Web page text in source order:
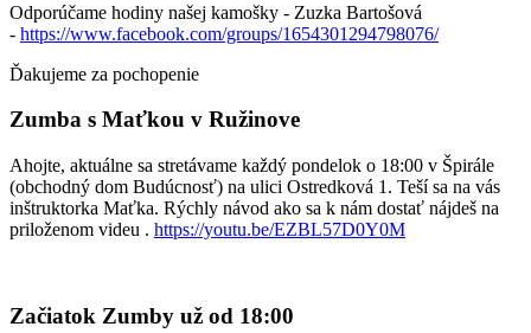
Odporúčame hodiny našej kamošky - Zuzka Bartošová
- https://www.facebook.com/groups/1654301294798076/
Ďakujeme za pochopenie
Zumba s Maťkou v Ružinove
Ahojte, aktuálne sa stretávame každý pondelok o 18:00 v Špirále
(obchodný dom Budúcnosť) na ulici Ostredková 1. Teší sa na vás
inštruktorka Maťka. Rýchly návod ako sa k nám dostať nájdeš na
priloženom videu . https://youtu.be/EZBL57D0Y0M
Začiatok Zumby už od 18:00